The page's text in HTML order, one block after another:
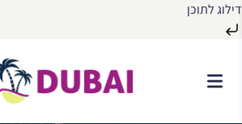
דילוג לתוכן
התוכן